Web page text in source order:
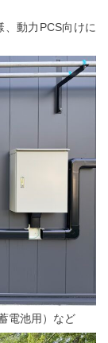
、動力PCS向けに
電池用）など